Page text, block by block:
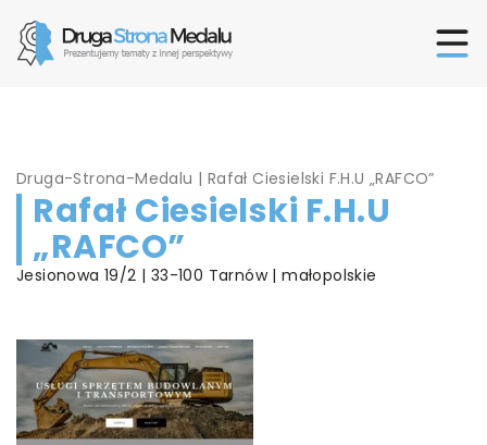
Druga-Strona-Medalu | Rafał Ciesielski F.H.U „RAFCO”
Rafał Ciesielski F.H.U
„RAFCO”
Jesionowa 19/2 | 33-100 Tarnów | małopolskie